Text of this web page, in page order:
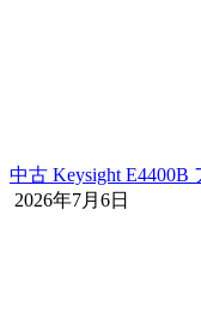
中古 Keysight
2026年7月6日